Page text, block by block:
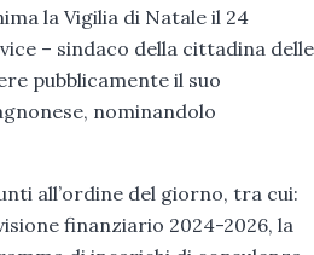
la Vigilia di Natale il 24
– sindaco della cittadina delle
pubblicamente il suo
nominandolo
all’ordine del giorno, tra cui:
finanziario 2024-2026, la